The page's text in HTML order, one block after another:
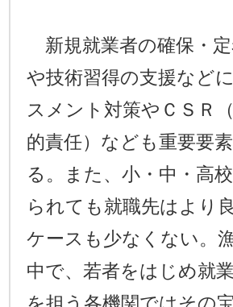
新規就業者の確保・
や技術習得の支援など
スメント対策やＣＳＲ
的責任）なども重要要
る。また、小・中・高
られても就職先はより
ケースも少なくない。
中で、若者をはじめ就